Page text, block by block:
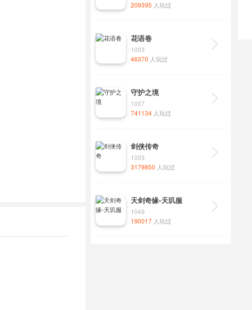
209395 人玩过

花语卷
1003
46370 人玩过

守护之境
1007
741134 人玩过

剑侠传奇
1003
3179850 人玩过

天剑奇缘-天玑服
1049
190017 人玩过